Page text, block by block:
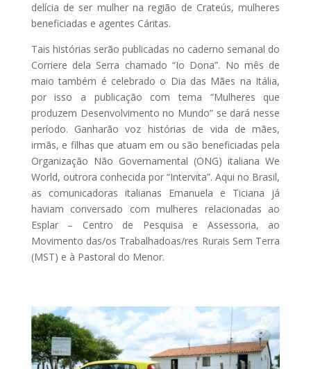
delícia de ser mulher na região de Crateús, mulheres
beneficiadas e agentes Cáritas.
Tais histórias serão publicadas no caderno semanal do
Corriere dela Serra chamado “Io Dona”. No mês de
maio também é celebrado o Dia das Mães na Itália,
por isso a publicação com tema “Mulheres que
produzem Desenvolvimento no Mundo” se dará nesse
período. Ganharão voz histórias de vida de mães,
irmãs, e filhas que atuam em ou são beneficiadas pela
Organização Não Governamental (ONG) italiana We
World, outrora conhecida por “Intervita”. Aqui no Brasil,
as comunicadoras italianas Emanuela e Ticiana já
haviam conversado com mulheres relacionadas ao
Esplar – Centro de Pesquisa e Assessoria, ao
Movimento das/os Trabalhadoas/res Rurais Sem Terra
(MST) e à Pastoral do Menor.